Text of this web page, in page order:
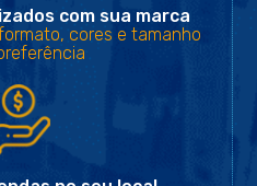
com sua marca
cores e tamanho